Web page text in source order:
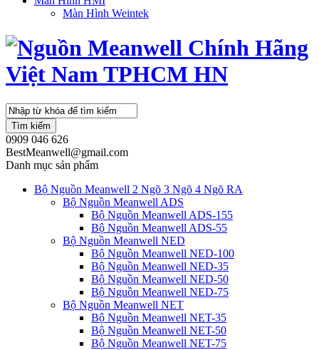
Màn Hình Weintek
Tìm kiếm
0909 046 626
BestMeanwell@gmail.com
Danh mục sản phẩm
Bộ Nguồn Meanwell 2 Ngõ 3 Ngõ 4 Ngõ RA
Bộ Nguồn Meanwell ADS
Bộ Nguồn Meanwell ADS-155
Bộ Nguồn Meanwell ADS-55
Bộ Nguồn Meanwell NED
Bộ Nguồn Meanwell NED-100
Bộ Nguồn Meanwell NED-35
Bộ Nguồn Meanwell NED-50
Bộ Nguồn Meanwell NED-75
Bộ Nguồn Meanwell NET
Bộ Nguồn Meanwell NET-35
Bộ Nguồn Meanwell NET-50
Bộ Nguồn Meanwell NET-75